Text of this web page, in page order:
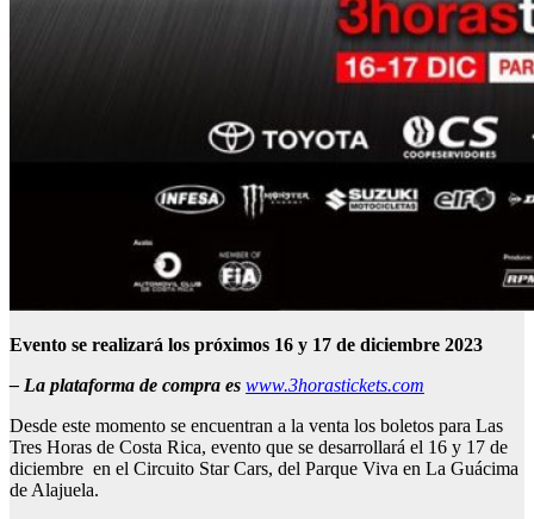
Evento se realizará los próximos 16 y 17 de diciembre 2023
– La plataforma de compra es www.3horastickets.com
Desde este momento se encuentran a la venta los boletos para Las
Tres Horas de Costa Rica, evento que se desarrollará el 16 y 17 de
diciembre en el Circuito Star Cars, del Parque Viva en La Guácima
de Alajuela.